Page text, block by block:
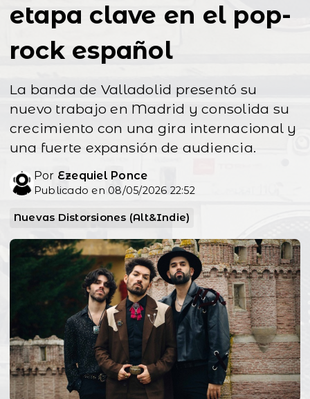
etapa clave en el pop-
rock español
La banda de Valladolid presentó su
nuevo trabajo en Madrid y consolida su
crecimiento con una gira internacional y
una fuerte expansión de audiencia.
Por Ezequiel Ponce
Publicado en 08/05/2026 22:52
Nuevas Distorsiones (Alt&Indie)